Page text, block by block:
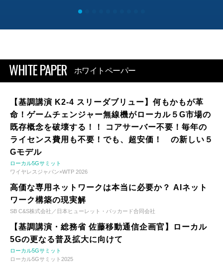
WHITE PAPER ホワイトペーパー
【基調講演 K2-4 スリーダブリュー】何もかもが革
命！ゲームチェンジャー無線機がローカル５G市場の
既存概念を破壊する！！ コアサーバー不要！毎年の
ライセンス費用も不要！でも、超安価！ の新しい５
Gモデル
ローカル5Gサミット
ワイヤレスジャパン×WTP 2026
高価な専用ネットワークは本当に必要か？ AIネット
ワーク構築の現実解
SB C&S株式会社／日本ヒューレット・パッカード合同会社
【基調講演・総務省 佐藤移動通信企画官】ローカル
5Gの更なる普及拡大に向けて
ローカル5Gサミット
ローカル5Gサミット2025